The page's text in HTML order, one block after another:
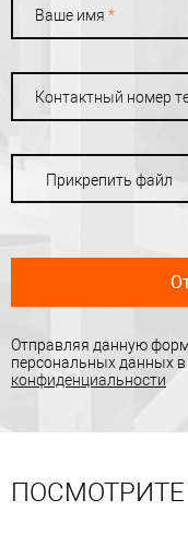
Ваше имя *
Контактный номер
Прикрепить файл
Отправляя данную
персональных данных в
конфиденциальности